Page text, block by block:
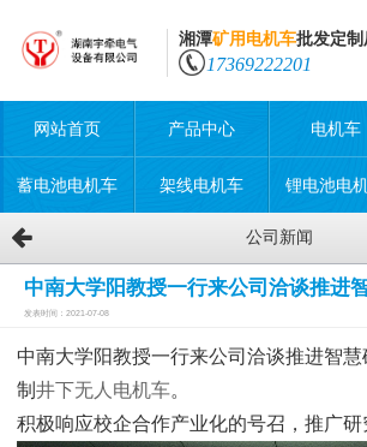
湘潭矿用电机车批发定制
17369222201
网站首页 产品中心 电机车
蓄电池电机车 架线电机车 锂电池电
公司新闻
中南大学阳教授一行来公司洽谈推进
发表时间：2021-07-08
中南大学阳教授一行来公司洽谈推进智慧
制 井下无人电机车。
积极响应校企合作产业化的号召，推广研